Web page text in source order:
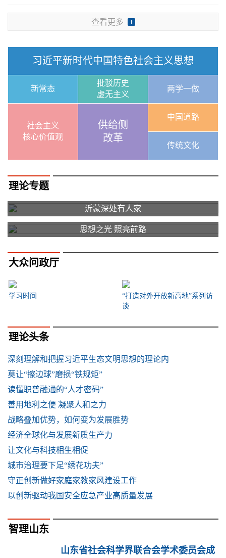
查看更多
习近平新时代中国特色社会主义思想
新常态
批驳历史
虚无主义
两学一做
社会主义
核心价值观
供给侧
改革
中国道路
传统文化
理论专题
沂蒙深处有人家
思想之光 照亮前路
大众问政厅
学习时间
“打造对外开放新高地”系列访
谈
理论头条
深刻理解和把握习近平生态文明思想的理论内
莫让“擦边球”磨损“铁规矩”
读懂职普融通的“人才密码”
善用地利之便 凝聚人和之力
战略叠加优势，如何变为发展胜势
经济全球化与发展新质生产力
让文化与科技相生相促
城市治理要下足“绣花功夫”
守正创新做好家庭家教家风建设工作
以创新驱动我国安全应急产业高质量发展
智理山东
山东省社会科学界联合会学术委员会成